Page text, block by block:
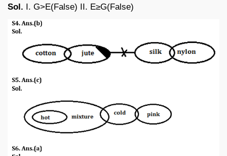
Sol. I. G>E(False) II. E≥G(False)